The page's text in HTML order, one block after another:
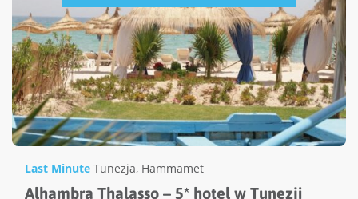
Last Minute Tunezja, Hammamet
Alhambra Thalasso – 5* hotel w Tunezji